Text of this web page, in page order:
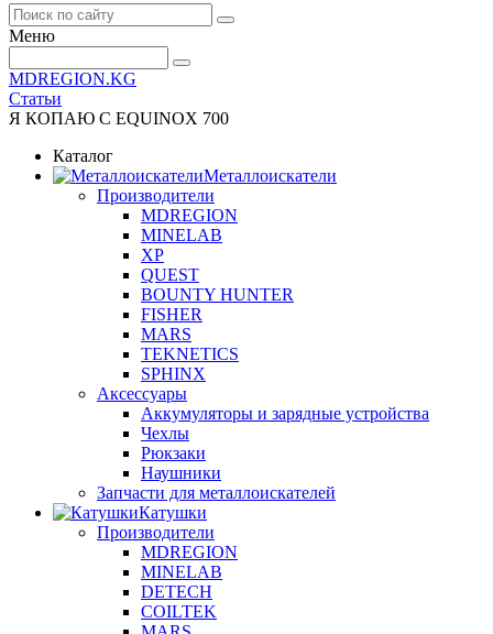
Меню
MDREGION.KG
Статьи
Я КОПАЮ С EQUINOX 700
Каталог
Металлоискатели
Производители
MDREGION
MINELAB
XP
QUEST
BOUNTY HUNTER
FISHER
MARS
TEKNETICS
SPHINX
Аксессуары
Аккумуляторы и зарядные устройства
Чехлы
Рюкзаки
Наушники
Запчасти для металлоискателей
Катушки
Производители
MDREGION
MINELAB
DETECH
COILTEK